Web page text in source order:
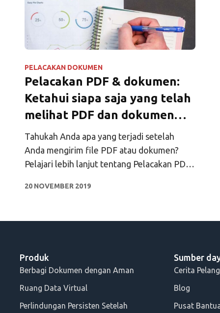
PELACAKAN DOKUMEN
Pelacakan PDF & dokumen:
Ketahui siapa saja yang telah
melihat PDF dan dokumen
Anda
Tahukah Anda apa yang terjadi setelah
Anda mengirim file PDF atau dokumen?
Pelajari lebih lanjut tentang Pelacakan PDF
20 NOVEMBER 2019
Produk
Berbagi Dokumen dengan Aman
Ruang Data Virtual
Perlindungan Persisten Setelah
Sumber
Cerita
Blog
Pusat